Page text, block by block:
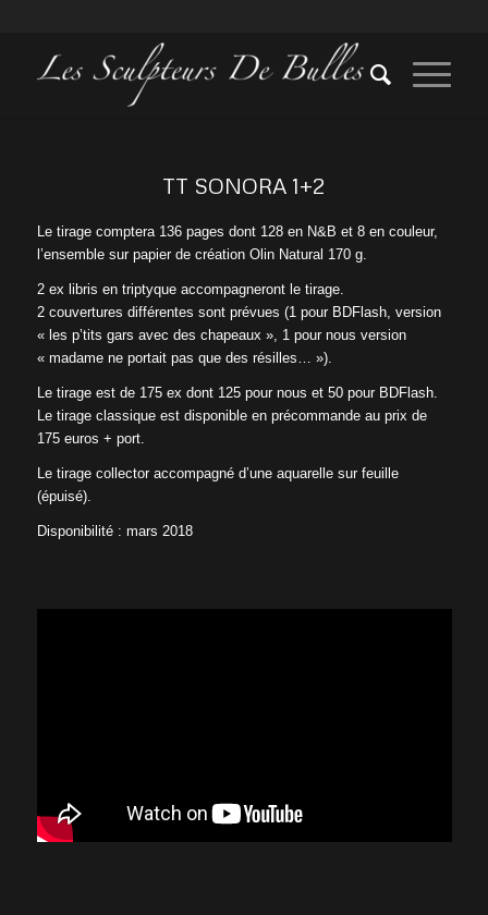
TT SONORA 1+2
Le tirage comptera 136 pages dont 128 en N&B et 8 en couleur,
l’ensemble sur papier de création Olin Natural 170 g.
2 ex libris en triptyque accompagneront le tirage.
2 couvertures différentes sont prévues (1 pour BDFlash, version
« les p’tits gars avec des chapeaux », 1 pour nous version
« madame ne portait pas que des résilles… »).
Le tirage est de 175 ex dont 125 pour nous et 50 pour BDFlash.
Le tirage classique est disponible en précommande au prix de
175 euros + port.
Le tirage collector accompagné d’une aquarelle sur feuille
(épuisé).
Disponibilité : mars 2018